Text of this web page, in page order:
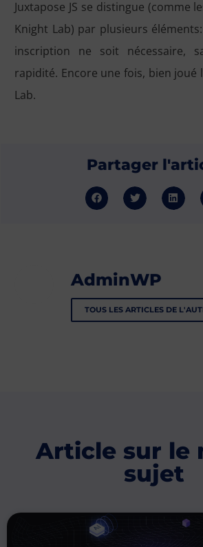
Juxtapose JS se distingue (comme
Knight Lab) par plusieurs
inscription ne soit nécessaire,
rapidité. Encore une fois, bien joué
Lab.
Partager
AdminWP
TOUS LES ARTICLES DE
Article sur le
sujet